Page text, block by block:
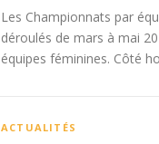
Les Championnats par
déroulés de mars à mai
équipes féminines. Côté
ACTUALITÉS